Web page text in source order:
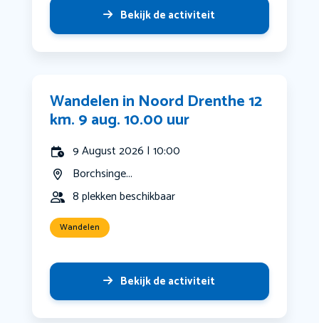
Bekijk de activiteit
Wandelen in Noord Drenthe 12
km. 9 aug. 10.00 uur
9 August 2026 | 10:00
Borchsinge...
8 plekken beschikbaar
Wandelen
Bekijk de activiteit